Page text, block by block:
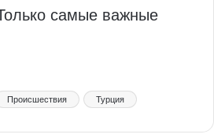
самые важные
Происшествия Турция